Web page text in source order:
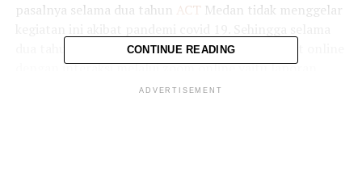
pasalnya selama dua tahun ACT Medan tidak menggelar
Medan hanya menggelar event online
dengan interaksi melalui zoom online yaitu laporan
langsung kondisi keluarga asuhPalestina
CONTINUE READING
ADVERTISEMENT